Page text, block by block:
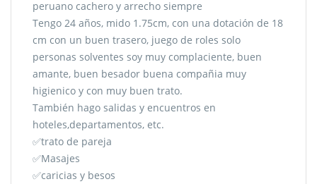
peruano cachero y arrecho siempre
Tengo 24 años, mido 1.75cm, con una dotación de 18
cm con un buen trasero, juego de roles solo
personas solventes soy muy complaciente, buen
amante, buen besador buena compañia muy
higienico y con muy buen trato.
También hago salidas y encuentros en
hoteles,departamentos, etc.
✅trato de pareja
✅Masajes
✅caricias y besos